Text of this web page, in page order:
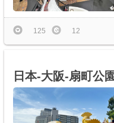
125 12
日本-大阪-扇町公